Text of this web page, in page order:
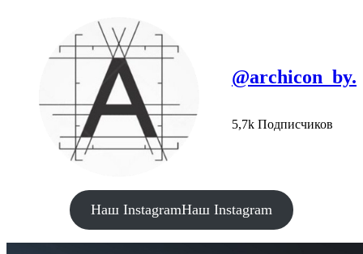
@archicon_by.
5,7k Подписчиков
Наш InstagramНаш Instagram